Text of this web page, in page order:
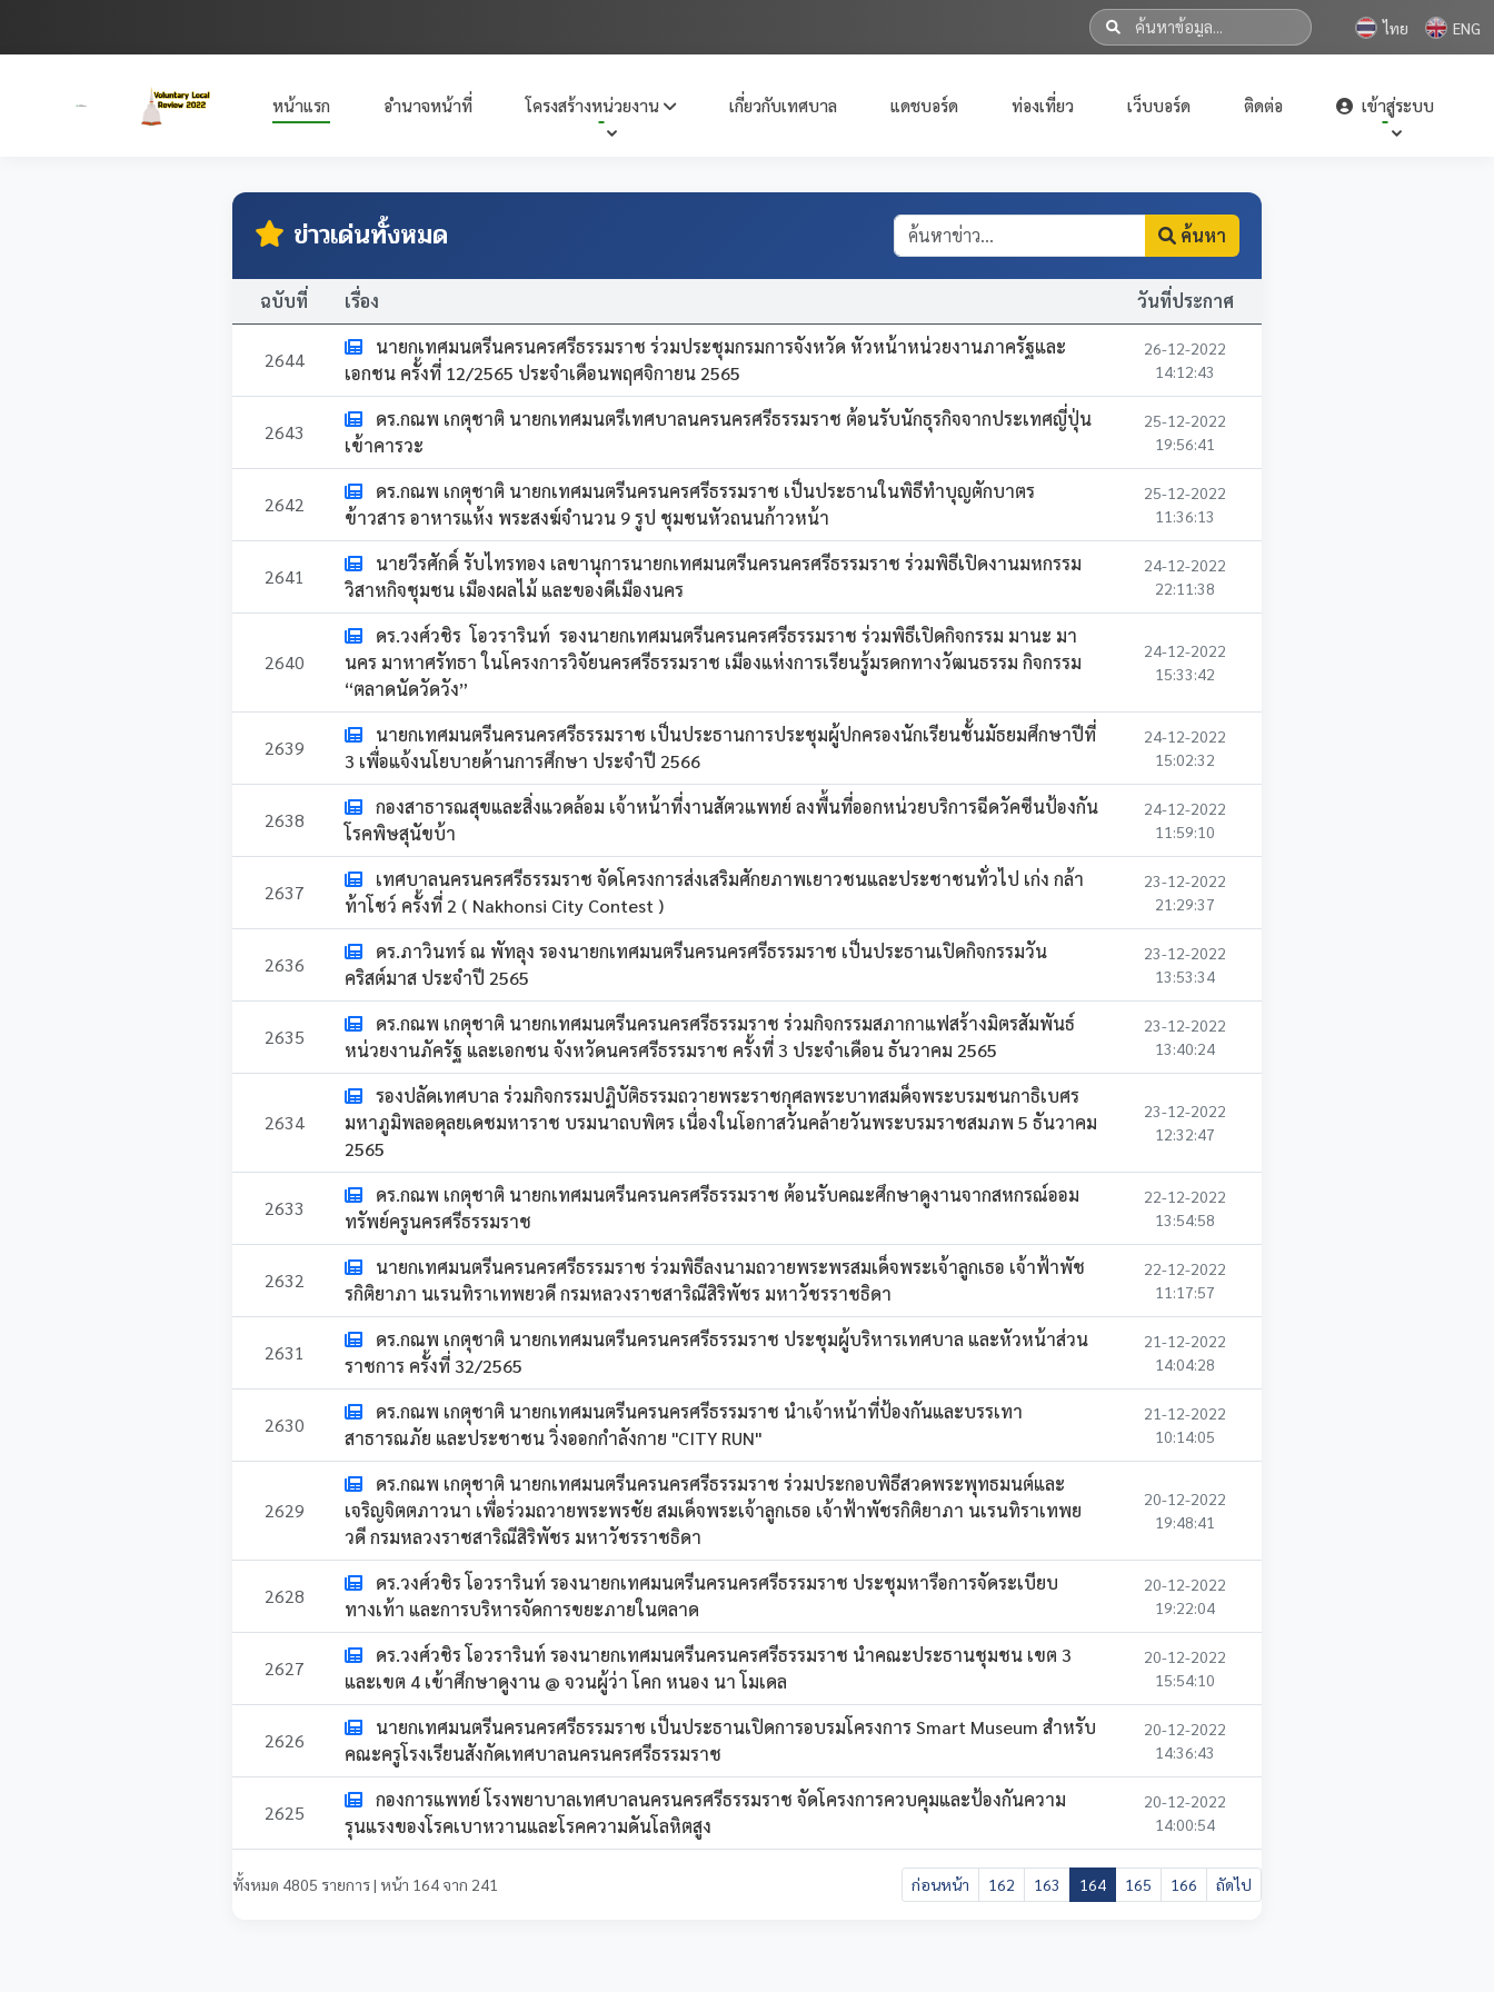
ไทย ENG
หน้าแรก อำนาจหน้าที่ โครงสร้างหน่วยงาน เกี่ยวกับเทศบาล แดชบอร์ด ท่องเที่ยว เว็บบอร์ด ติดต่อ เข้าสู่ระบบ
ข่าวเด่นทั้งหมด ค้นหา
ฉบับที่ เรื่อง วันที่ประกาศ
2644
นายกเทศมนตรีนครนครศรีธรรมราช ร่วมประชุมกรมการจังหวัด หัวหน้าหน่วยงานภาครัฐและ
เอกชน ครั้งที่ 12/2565 ประจำเดือนพฤศจิกายน 2565
26-12-2022
14:12:43
2643
ดร.กณพ เกตุชาติ นายกเทศมนตรีเทศบาลนครนครศรีธรรมราช ต้อนรับนักธุรกิจจากประเทศญี่ปุ่น
เข้าคารวะ
25-12-2022
19:56:41
2642
ดร.กณพ เกตุชาติ นายกเทศมนตรีนครนครศรีธรรมราช เป็นประธานในพิธีทำบุญตักบาตร
ข้าวสาร อาหารแห้ง พระสงฆ์จำนวน 9 รูป ชุมชนหัวถนนก้าวหน้า
25-12-2022
11:36:13
2641
นายวีรศักดิ์ รับไทรทอง เลขานุการนายกเทศมนตรีนครนครศรีธรรมราช ร่วมพิธีเปิดงานมหกรรม
วิสาหกิจชุมชน เมืองผลไม้ และของดีเมืองนคร
24-12-2022
22:11:38
2640
ดร.วงศ์วชิร โอวรารินท์ รองนายกเทศมนตรีนครนครศรีธรรมราช ร่วมพิธีเปิดกิจกรรม มานะ มา
นคร มาหาศรัทธา ในโครงการวิจัยนครศรีธรรมราช เมืองแห่งการเรียนรู้มรดกทางวัฒนธรรม กิจกรรม
“ตลาดนัดวัดวัง”
24-12-2022
15:33:42
2639
นายกเทศมนตรีนครนครศรีธรรมราช เป็นประธานการประชุมผู้ปกครองนักเรียนชั้นมัธยมศึกษาปีที่
3 เพื่อแจ้งนโยบายด้านการศึกษา ประจำปี 2566
24-12-2022
15:02:32
2638
กองสาธารณสุขและสิ่งแวดล้อม เจ้าหน้าที่งานสัตวแพทย์ ลงพื้นที่ออกหน่วยบริการฉีดวัคซีนป้องกัน
โรคพิษสุนัขบ้า
24-12-2022
11:59:10
2637
เทศบาลนครนครศรีธรรมราช จัดโครงการส่งเสริมศักยภาพเยาวชนและประชาชนทั่วไป เก่ง กล้า
ท้าโชว์ ครั้งที่ 2 ( Nakhonsi City Contest )
23-12-2022
21:29:37
2636
ดร.ภาวินทร์ ณ พัทลุง รองนายกเทศมนตรีนครนครศรีธรรมราช เป็นประธานเปิดกิจกรรมวัน
คริสต์มาส ประจำปี 2565
23-12-2022
13:53:34
2635
ดร.กณพ เกตุชาติ นายกเทศมนตรีนครนครศรีธรรมราช ร่วมกิจกรรมสภากาแฟสร้างมิตรสัมพันธ์
หน่วยงานภัครัฐ และเอกชน จังหวัดนครศรีธรรมราช ครั้งที่ 3 ประจำเดือน ธันวาคม 2565
23-12-2022
13:40:24
2634
รองปลัดเทศบาล ร่วมกิจกรรมปฏิบัติธรรมถวายพระราชกุศลพระบาทสมด็จพระบรมชนกาธิเบศร
มหาภูมิพลอดุลยเดชมหาราช บรมนาถบพิตร เนื่องในโอกาสวันคล้ายวันพระบรมราชสมภพ 5 ธันวาคม
2565
23-12-2022
12:32:47
2633
ดร.กณพ เกตุชาติ นายกเทศมนตรีนครนครศรีธรรมราช ต้อนรับคณะศึกษาดูงานจากสหกรณ์ออม
ทรัพย์ครูนครศรีธรรมราช
22-12-2022
13:54:58
2632
นายกเทศมนตรีนครนครศรีธรรมราช ร่วมพิธีลงนามถวายพระพรสมเด็จพระเจ้าลูกเธอ เจ้าฟ้าพัช
รกิติยาภา นเรนทิราเทพยวดี กรมหลวงราชสาริณีสิริพัชร มหาวัชรราชธิดา
22-12-2022
11:17:57
2631
ดร.กณพ เกตุชาติ นายกเทศมนตรีนครนครศรีธรรมราช ประชุมผู้บริหารเทศบาล และหัวหน้าส่วน
ราชการ ครั้งที่ 32/2565
21-12-2022
14:04:28
2630
ดร.กณพ เกตุชาติ นายกเทศมนตรีนครนครศรีธรรมราช นำเจ้าหน้าที่ป้องกันและบรรเทา
สาธารณภัย และประชาชน วิ่งออกกำลังกาย "CITY RUN"
21-12-2022
10:14:05
2629
ดร.กณพ เกตุชาติ นายกเทศมนตรีนครนครศรีธรรมราช ร่วมประกอบพิธีสวดพระพุทธมนต์และ
เจริญจิตตภาวนา เพื่อร่วมถวายพระพรชัย สมเด็จพระเจ้าลูกเธอ เจ้าฟ้าพัชรกิติยาภา นเรนทิราเทพย
วดี กรมหลวงราชสาริณีสิริพัชร มหาวัชรราชธิดา
20-12-2022
19:48:41
2628
ดร.วงศ์วชิร โอวรารินท์ รองนายกเทศมนตรีนครนครศรีธรรมราช ประชุมหารือการจัดระเบียบ
ทางเท้า และการบริหารจัดการขยะภายในตลาด
20-12-2022
19:22:04
2627
ดร.วงศ์วชิร โอวรารินท์ รองนายกเทศมนตรีนครนครศรีธรรมราช นำคณะประธานชุมชน เขต 3
และเขต 4 เข้าศึกษาดูงาน @ จวนผู้ว่า โคก หนอง นา โมเดล
20-12-2022
15:54:10
2626
นายกเทศมนตรีนครนครศรีธรรมราช เป็นประธานเปิดการอบรมโครงการ Smart Museum สำหรับ
คณะครูโรงเรียนสังกัดเทศบาลนครนครศรีธรรมราช
20-12-2022
14:36:43
2625
กองการแพทย์ โรงพยาบาลเทศบาลนครนครศรีธรรมราช จัดโครงการควบคุมและป้องกันความ
รุนแรงของโรคเบาหวานและโรคความดันโลหิตสูง
20-12-2022
14:00:54
ทั้งหมด 4805 รายการ | หน้า 164 จาก 241 ก่อนหน้า 162 163 164 165 166 ถัดไป